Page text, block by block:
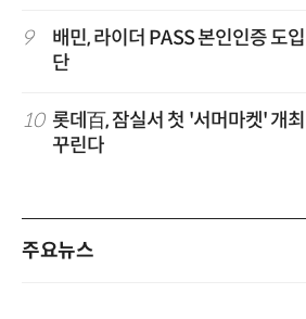
9
배민, 라이더 PASS 본인인증 도
단
10 롯데百, 잠실서 첫 '서머마켓' 개
꾸린다
주요뉴스